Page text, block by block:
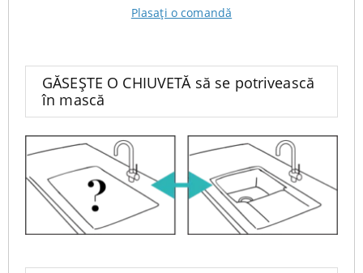
Plasați o comandă
GĂSEȘTE O CHIUVETĂ să se potrivească
în mască